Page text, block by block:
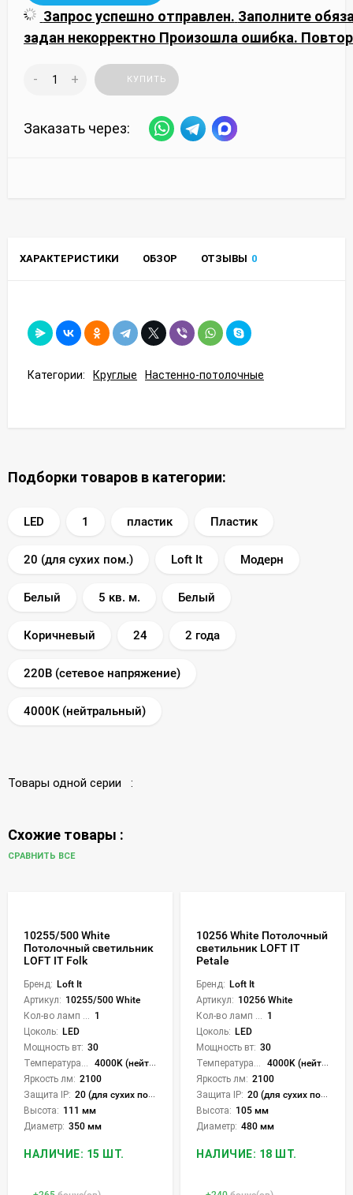
Запрос успешно отправлен. Заполните
задан некорректно Произошла ошибка.
- + КУПИТЬ
Заказать через:
ХАРАКТЕРИСТИКИ ОБЗОР ОТЗЫВЫ 0
Категории: Круглые Настенно-потолочные
Подборки товаров в категории:
LED 1 пластик Пластик
20 (для сухих пом.) Loft It Модерн
Белый 5 кв. м. Белый
Коричневый 24 2 года
220В (сетевое напряжение)
4000K (нейтральный)
Товары одной серии :
Схожие товары :
СРАВНИТЬ ВСЕ
10255/500 White
Потолочный светильник
LOFT IT Folk
Бренд: Loft It
Артикул: 10255/500 White
1
Цоколь: LED
Мощность вт: 30
4000K (нейтральный)
Яркость лм: 2100
Защита IP: 20 (для сухих пом.)
Высота: 111 мм
Диаметр: 350 мм
НАЛИЧИЕ: 15 ШТ.
10256 White Потолочный
светильник LOFT IT
Petale
Бренд: Loft It
Артикул: 10256 White
1
Цоколь: LED
Мощность вт: 30
4000K (нейтральный)
Яркость лм: 2100
Защита IP: 20 (для сухих пом.)
Высота: 105 мм
Диаметр: 480 мм
НАЛИЧИЕ: 18 ШТ.